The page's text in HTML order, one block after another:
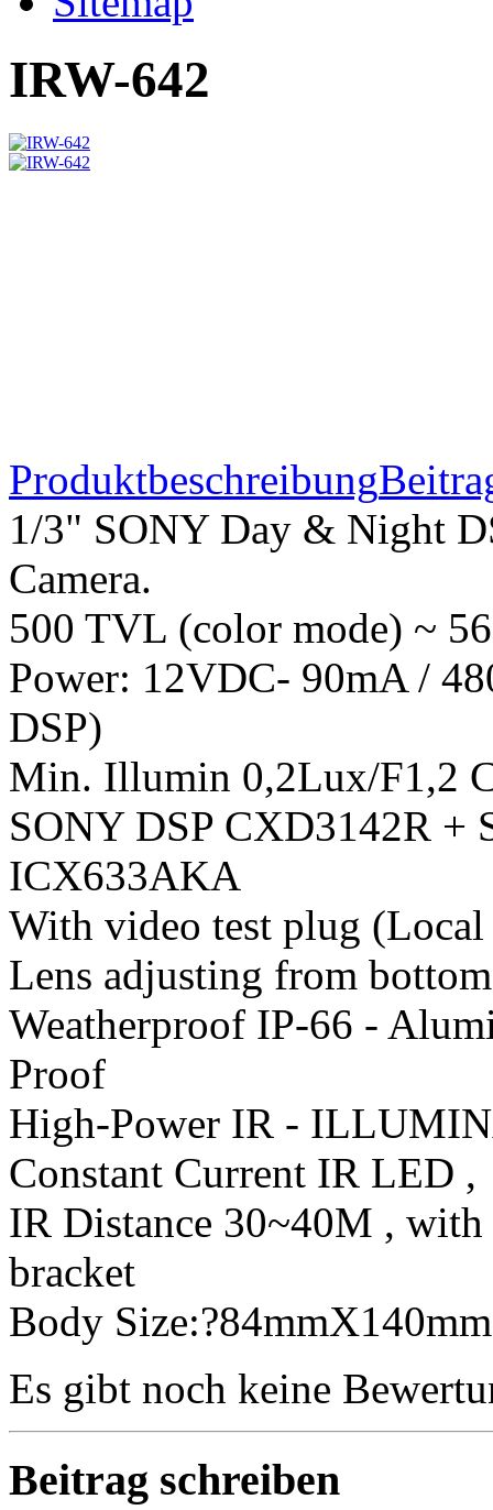
IRW-642
Produktbeschreibung
1/3" SONY Day & Night
Camera.
500 TVL (color mode) ~
Power: 12VDC- 90mA /
DSP)
Min. Illumin 0,2Lux/F1,2
SONY DSP CXD3142R +
ICX633AKA
With video test plug
Lens adjusting from bottom
Weatherproof IP-66 -
Proof
High-Power IR -
Constant Current IR LED ,
IR Distance 30~40M , with
bracket
Body
Es gibt noch keine
Beitrag schreiben